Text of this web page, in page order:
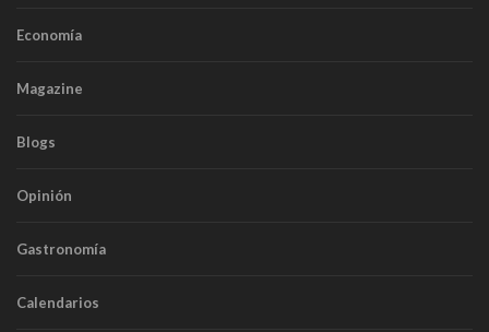
Economía
Magazine
Blogs
Opinión
Gastronomía
Calendarios